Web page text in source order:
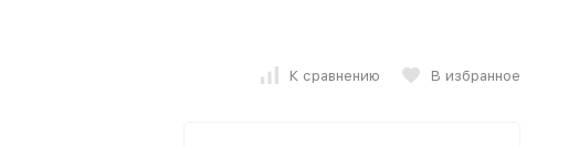
К сравнению В избранное